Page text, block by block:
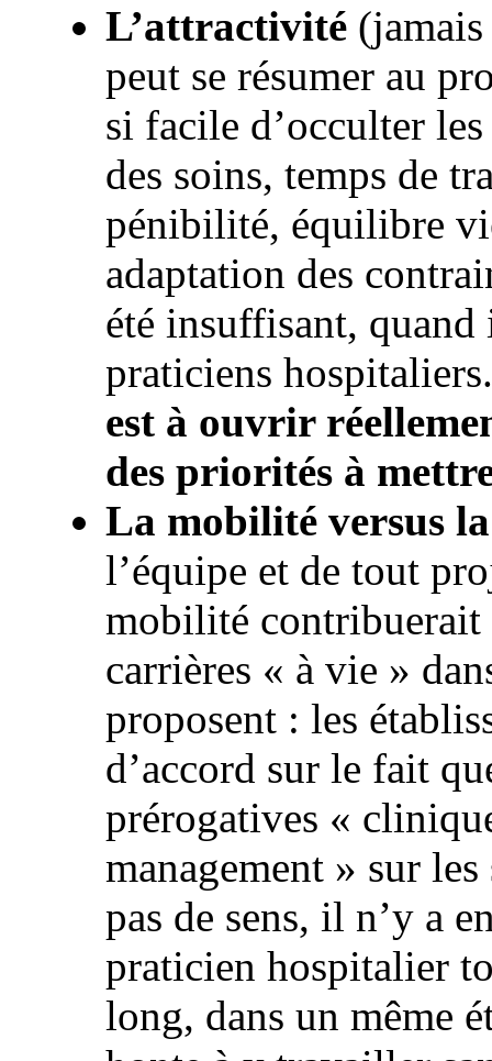
L’attractivité
peut se résumer au
si facile d’occulter
des soins, temps de
pénibilité, équilibre
adaptation des
été insuffisant, quand
praticiens
est à ouvrir
des priorités à
La mobilité versus
l’équipe et de tout
mobilité contribuerait
carrières « à vie »
proposent : les
d’accord sur le fait
prérogatives «
management » sur
pas de sens, il n’y a
praticien hospitalier
long, dans un même